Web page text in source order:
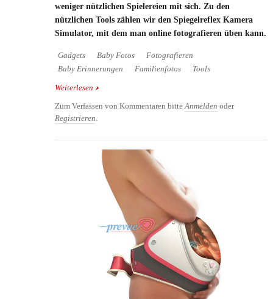
weniger nützlichen Spielereien mit sich. Zu den
nützlichen Tools zählen wir den Spiegelreflex Kamera
Simulator, mit dem man online fotografieren üben kann.
Gadgets Baby Fotos
Fotografieren
Baby Erinnerungen
Familienfotos Tools
Weiterlesen über Fotografieren üben mit dem Spiegelreflex
Zum Verfassen von Kommentaren bitteAnmelden oder
Registrieren.